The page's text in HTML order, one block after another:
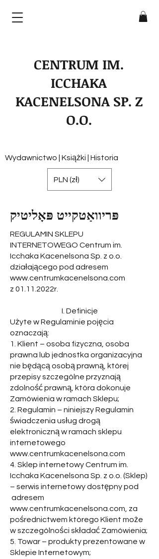
CENTRUM IM.
ICCHAKA
KACENELSONA SP. Z
O.O.
PLN (zł)
Wydawnictwo | Książki | Historia
פּריוואַטקייט פּאָליטיק
REGULAMIN SKLEPU
INTERNETOWEGO Centrum im.
Icchaka Kacenelsona Sp. z o.o.
działającego pod adresem
www.centrumkacenelsona.com
z 01.11.2022r.
I. Definicje
Użyte w Regulaminie pojęcia
oznaczają:
1. Klient – osoba fizyczna, osoba
prawna lub jednostka organizacyjna
nie będącą osobą prawną, której
przepisy szczególne przyznają
zdolność prawną, która dokonuje
Zamówienia w ramach Sklepu;
2. Regulamin – niniejszy Regulamin
świadczenia usług drogą
elektroniczną w ramach sklepu
internetowego
www.centrumkacenelsona.com
4. Sklep internetowy Centrum im.
Icchaka Kacenelsona Sp. z o.o. (Sklep)
– serwis internetowy dostępny pod
adresem
www.centrumkacenelsona.com , za
pośrednictwem którego Klient może
w szczególności składać Zamówienia;
5. Towar – produkty prezentowane w
Sklepie Internetowym;